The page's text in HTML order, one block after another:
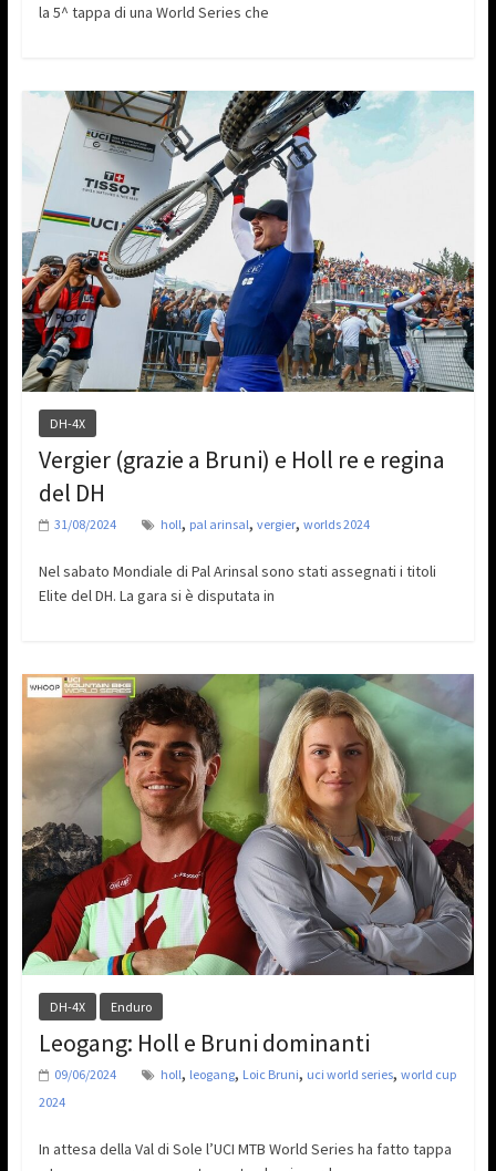
la 5^ tappa di una World Series che
DH-4X
Vergier (grazie a Bruni) e Holl re e regina
del DH
31/08/2024 holl, pal arinsal, vergier, worlds 2024
Nel sabato Mondiale di Pal Arinsal sono stati assegnati i titoli
Elite del DH. La gara si è disputata in
DH-4X Enduro
Leogang: Holl e Bruni dominanti
09/06/2024 holl, leogang, Loic Bruni, uci world series, world cup
2024
In attesa della Val di Sole l’UCI MTB World Series ha fatto tappa